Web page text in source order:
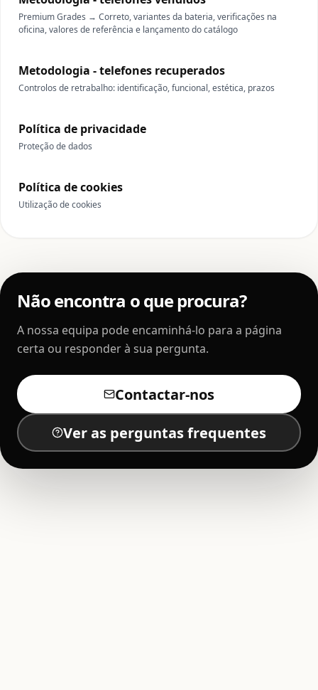
Premium Grades → Correto, variantes da bateria, verificações na
oficina, valores de referência e lançamento do catálogo
Metodologia - telefones recuperados
Controlos de retrabalho: identificação, funcional, estética, prazos
Política de privacidade
Proteção de dados
Política de cookies
Utilização de cookies
Não encontra o que procura?
A nossa equipa pode encaminhá-lo para a página
certa ou responder à sua pergunta.
Contactar-nos
Ver as perguntas frequentes